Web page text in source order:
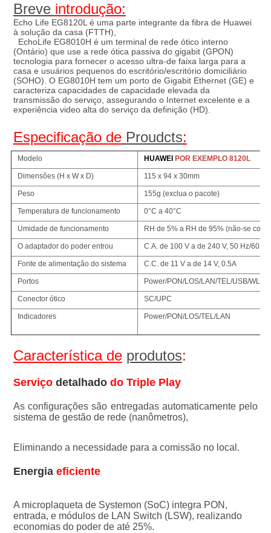
Breve introdução:
Echo Life EG8120L é uma parte integrante da fibra de Huawei
à solução da casa (FTTH),
EchoLife EG8010H é um terminal de rede ótico interno
(Ontário) que use a rede ótica passiva do gigabit (GPON)
tecnologia para fornecer o acesso ultra-de faixa larga para a
casa e usuários pequenos do escritório/escritório domiciliário
(SOHO). O EG8010H tem um porto de Gigabit Ethernet (GE) e
caracteriza capacidades de capacidade elevada da
transmissão do serviço, assegurando o Internet excelente e a
experiência video alta do serviço da definição (HD).
Especificação de Proudcts:
Modelo HUAWEI POR EXEMPLO 8120L
Dimensões (H x W x D) 115 x 94 x 30mm
Peso 155g (exclua o pacote)
Temperatura de funcionamento 0°C a 40°C
Umidade de funcionamento RH de 5% a RH de 95% (não-se
O adaptador do poder entrou C.A. de 100 V a de 240 V, 50 Hz/60
Fonte de alimentação do sistema C.C. de 11 V a de 14 V, 0.5A
Portos Power/PON/LOS/LAN/TEL/USB/
Conector ótico SC/UPC
Indicadores Power/PON/LOS/TEL/LAN
Característica de produtos:
Serviço detalhado do Triple Play
As configurações são entregadas automaticamente pelo
sistema de gestão de rede (nanômetros),
Eliminando a necessidade para a comissão no local.
Energia eficiente
A microplaqueta de Systemon (SoC) integra PON,
entrada, e módulos de LAN Switch (LSW), realizando
economias do poder de até 25%.